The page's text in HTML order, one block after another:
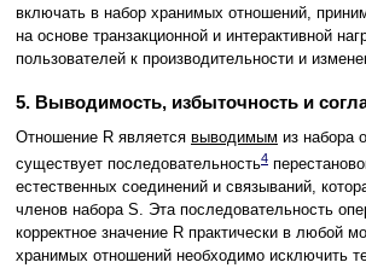
включать в набор хранимых отношений,
на основе транзакционной и интерактивной
пользователей к производительности и
5. Выводимость, избыточность и
Отношение R является выводимым из набора
существует последовательность4
естественных соединений и связываний,
членов набора S. Эта последовательность
корректное значение R практически в любой
хранимых отношений необходимо исключить